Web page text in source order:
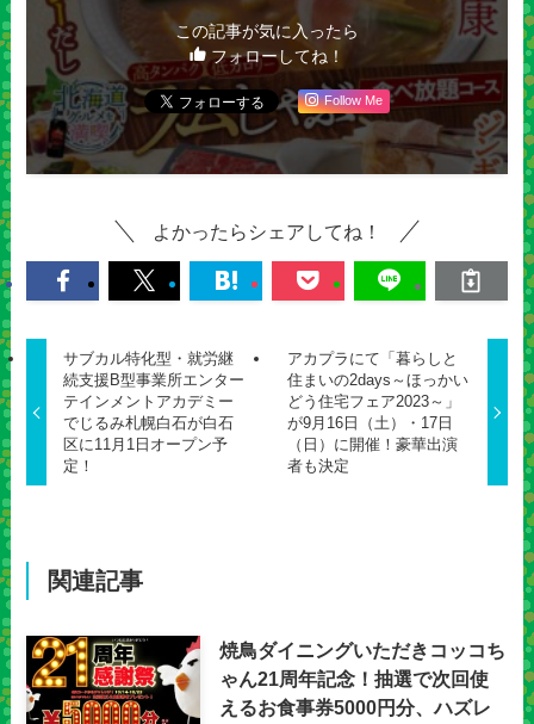
この記事が気に入ったら
フォローしてね！
Follow Me
よかったらシェアしてね！
サブカル特化型・就労継
続支援B型事業所エンター
テインメントアカデミー
でじるみ札幌白石が白石
区に11月1日オープン予
定！
アカプラにて「暮らしと
住まいの2days～ほっかい
どう住宅フェア2023～」
が9月16日（土）・17日
（日）に開催！豪華出演
者も決定
関連記事
焼鳥ダイニングいただきコッコち
ゃん21周年記念！抽選で次回使
えるお食事券5000円分、ハズレ